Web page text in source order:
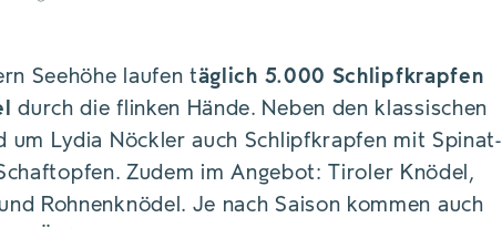
Seehöhe laufen täglich 5.000 Schlipfkrapfen
durch die flinken Hände. Neben den klassischen
Lydia Nöckler auch Schlipfkrapfen mit Spinat-
Zudem im Angebot: Tiroler Knödel,
Rohnenknödel. Je nach Saison kommen auch